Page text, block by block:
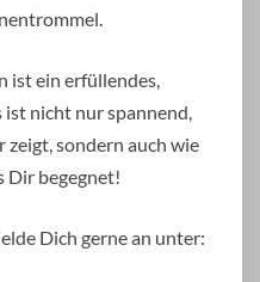
ist ein erfüllendes,
ist nicht nur spannend,
zeigt, sondern auch wie
Dir begegnet!
Dich gerne an unter: